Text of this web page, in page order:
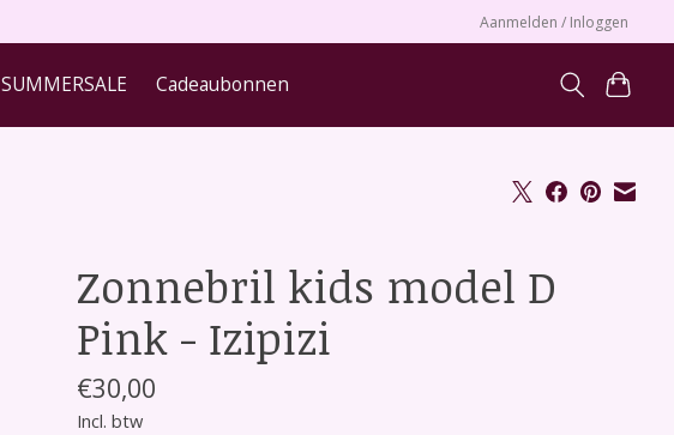
Aanmelden / Inloggen
SUMMERSALE Cadeaubonnen
Zonnebril kids model D
Pink - Izipizi
€30,00
Incl. btw